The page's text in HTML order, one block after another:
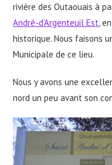
rivière des Outaouais à
André-d’Argenteuil Est,
historique. Nous faisons
Municipale de ce lieu.
Nous y avons une
nord un peu avant son